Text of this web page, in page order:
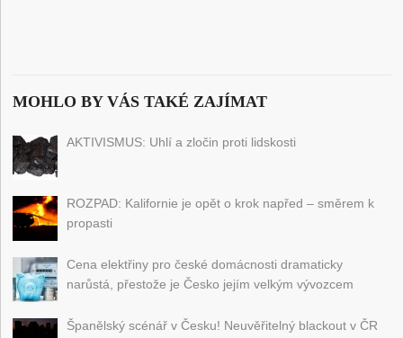
MOHLO BY VÁS TAKÉ ZAJÍMAT
AKTIVISMUS: Uhlí a zločin proti lidskosti
ROZPAD: Kalifornie je opět o krok napřed – směrem k
propasti
Cena elektřiny pro české domácnosti dramaticky
narůstá, přestože je Česko jejím velkým vývozcem
Španělský scénář v Česku! Neuvěřitelný blackout v ČR